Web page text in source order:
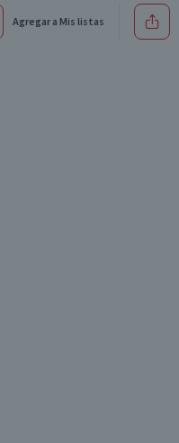
Agregar a Mis listas